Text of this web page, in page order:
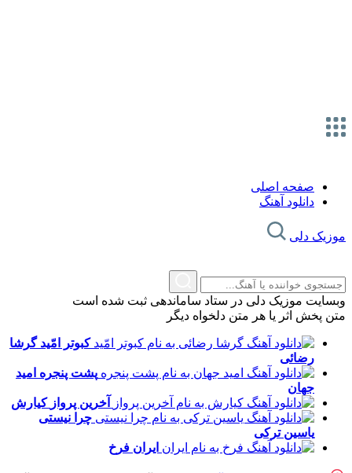
صفحه اصلی
دانلود آهنگ
موزیک دلی
وبسایت موزیک دلی در ستاد ساماندهی ثبت شده است
متن پخش اثر یا هر متن دلخواه دیگر
کبوتر امّید گرشا
رضائی
پشت پنجره امید
جهان
آخرین پرواز کیارش
چرا نیستی
یاسین ترکی
ایران فرخ